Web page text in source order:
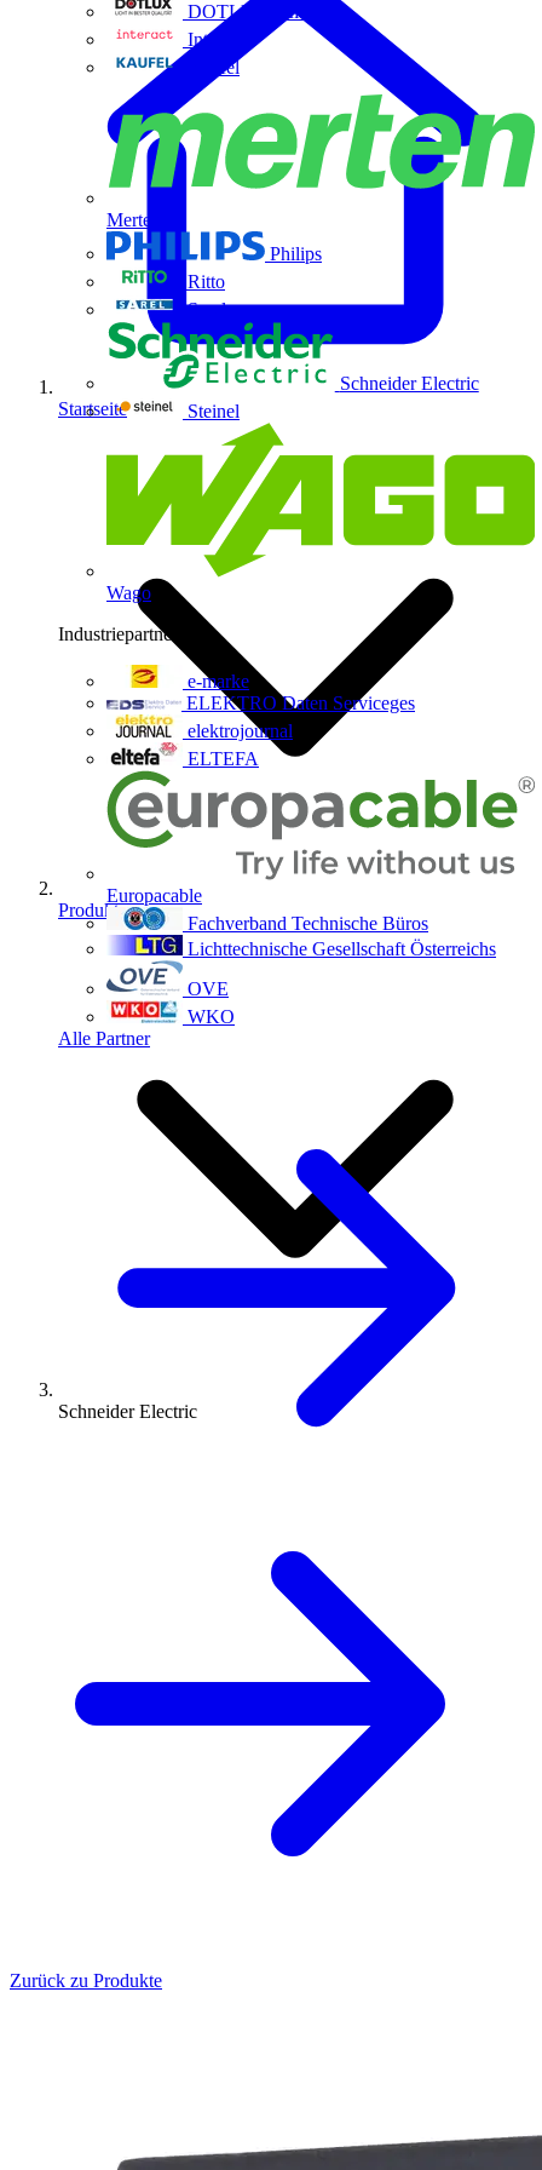
DOTLUX GmbH
Interact
Kaufel
Merten
Philips
Ritto
Sarel
Schneider Electric
Steinel
Wago
Industriepartner
e-marke
ELEKTRO Daten Serviceges
elektrojournal
ELTEFA
Europacable
Fachverband Technische Büros
Lichttechnische Gesellschaft Österreichs
OVE
WKO
Alle Partner
Startseite
Produkte
Schneider Electric
Zurück zu Produkte